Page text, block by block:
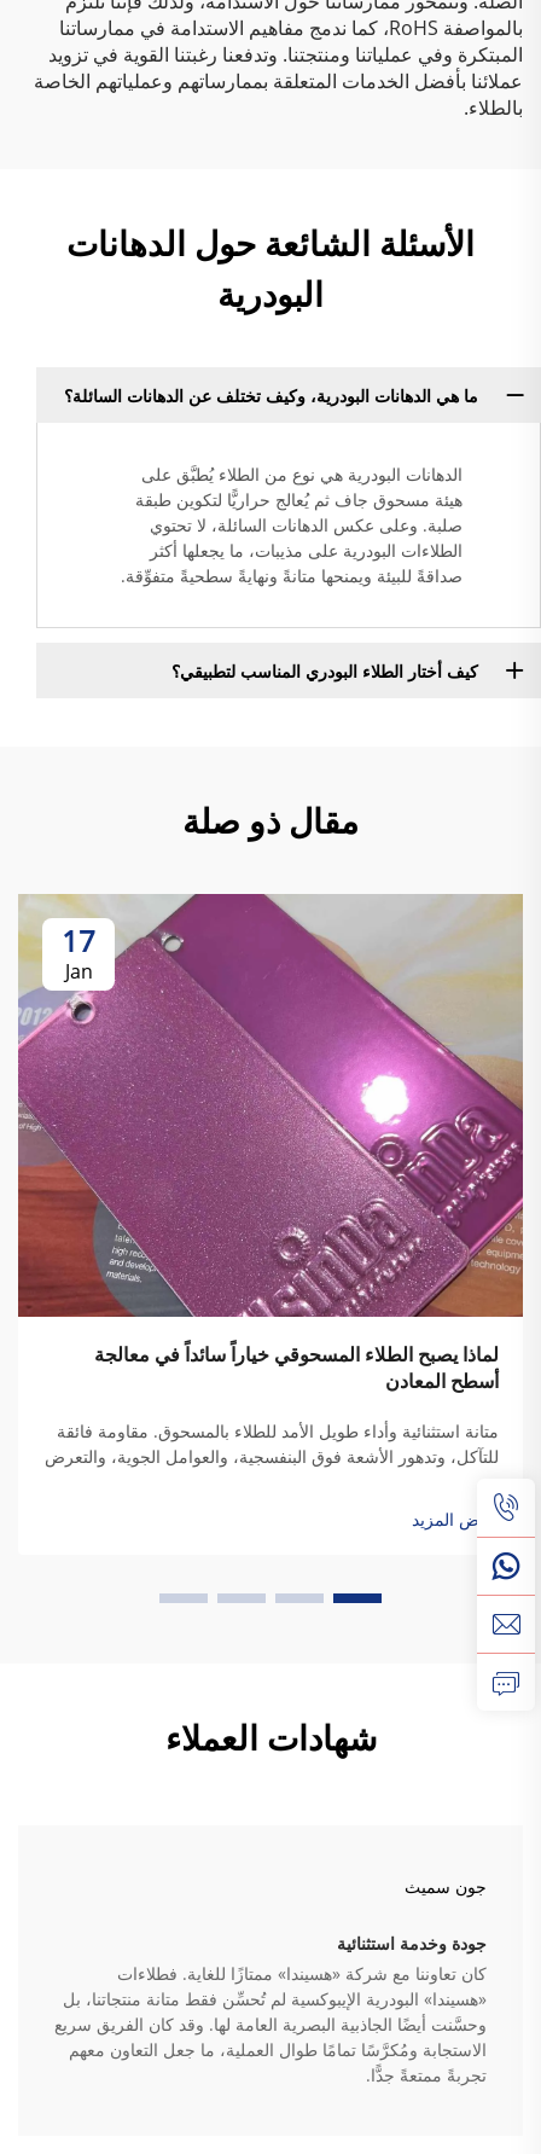
بالمواصفة RoHS، كما ندمج مفاهيم الاستدامة في ممارساتنا
المبتكرة وفي عملياتنا ومنتجتنا. وتدفعنا رغبتنا القوية في تزويد
عملائنا بأفضل الخدمات المتعلقة بممارساتهم وعملياتهم الخاصة
بالطلاء.
الأسئلة الشائعة حول الدهانات
البودرية
ما هي الدهانات البودرية، وكيف تختلف عن الدهانات السائلة؟
الدهانات البودرية هي نوع من الطلاء يُطبَّق على
هيئة مسحوق جاف ثم يُعالج حراريًّا لتكوين طبقة
صلبة. وعلى عكس الدهانات السائلة، لا تحتوي
الطلاءات البودرية على مذيبات، ما يجعلها أكثر
صداقةً للبيئة ويمنحها متانةً ونهايةً سطحيةً متفوِّقة.
كيف أختار الطلاء البودري المناسب لتطبيقي؟
مقال ذو صلة
17
Jan
لماذا يصبح الطلاء المسحوقي خياراً سائداً في معالجة
أسطح المعادن
متانة استثنائية وأداء طويل الأمد للطلاء بالمسحوق. مقاومة فائقة
للتآكل، وتدهور الأشعة فوق البنفسجية، والعوامل الجوية، والتعرض
الخاص من البوليمرات الحرارية. تقليديًا...
عرض المزيد
شهادات العملاء
جون سميث
جودة وخدمة استثنائية
كان تعاوننا مع شركة «هسيندا» ممتازًا للغاية. فطلاءات
«هسيندا» البودرية الإيبوكسية لم تُحسِّن فقط متانة منتجاتنا، بل
وحسَّنت أيضًا الجاذبية البصرية العامة لها. وقد كان الفريق سريع
الاستجابة ومُكرَّسًا تمامًا طوال العملية، ما جعل التعاون معهم
تجربةً ممتعةً جدًّا.